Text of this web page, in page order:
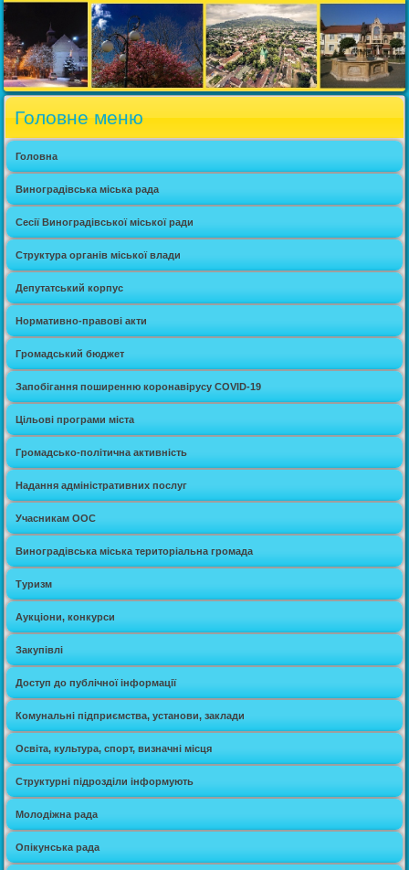
Головне меню
Головна
Виноградівська міська рада
Сесії Виноградівської міської ради
Структура органів міської влади
Депутатський корпус
Нормативно-правові акти
Громадський бюджет
Запобігання поширенню коронавірусу COVID-19
Цільові програми міста
Громадсько-політична активність
Надання адміністративних послуг
Учасникам ООС
Виноградівська міська територіальна громада
Туризм
Аукціони, конкурси
Закупівлі
Доступ до публічної інформації
Комунальні підприємства, установи, заклади
Освіта, культура, спорт, визначні місця
Структурні підрозділи інформують
Молодіжна рада
Опікунська рада